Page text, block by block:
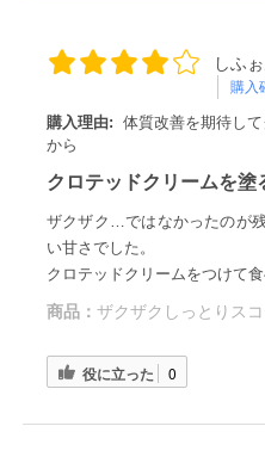
しふ
購入
購入理由: 体質改善を期待し
から
クロテッドクリームを塗
ザクザク…ではなかったのが
い甘さでした。
クロテッドクリームをつけて
商品： ザクザクしっとりス
役に立った 0